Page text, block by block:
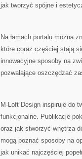
jak tworzyć spójne i
Na łamach portalu można
które coraz częściej stają
innowacyjne sposoby na
pozwalające oszczędzać
M-Loft Design inspiruje do
funkcjonalne. Publikacje
oraz jak stworzyć wnętrza
mogą poznać sposoby na
jak unikać najczęściej